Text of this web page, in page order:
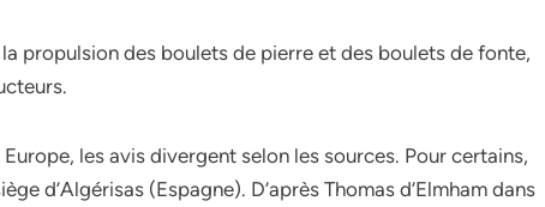
propulsion des boulets de pierre et des boulets de fonte,
les avis divergent selon les sources. Pour certains,
d’Algérisas (Espagne). D’après Thomas d’Elmham dans